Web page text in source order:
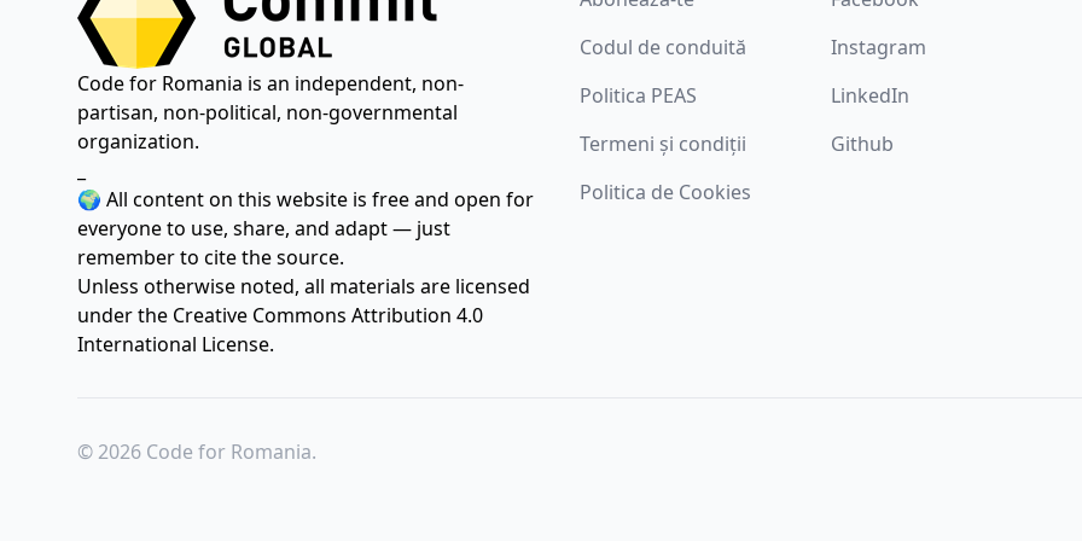
Code for Romania is an independent, non-
partisan, non-political, non-governmental
organization.
🌍 All content on this website is free and open for
everyone to use, share, and adapt — just
remember to cite the source.
Unless otherwise noted, all materials are licensed
under the Creative Commons Attribution 4.0
International License.
Codul de conduită
Politica PEAS
Termeni și condiții
Politica de Cookies
Instagram
LinkedIn
Github
© 2026 Code for Romania.